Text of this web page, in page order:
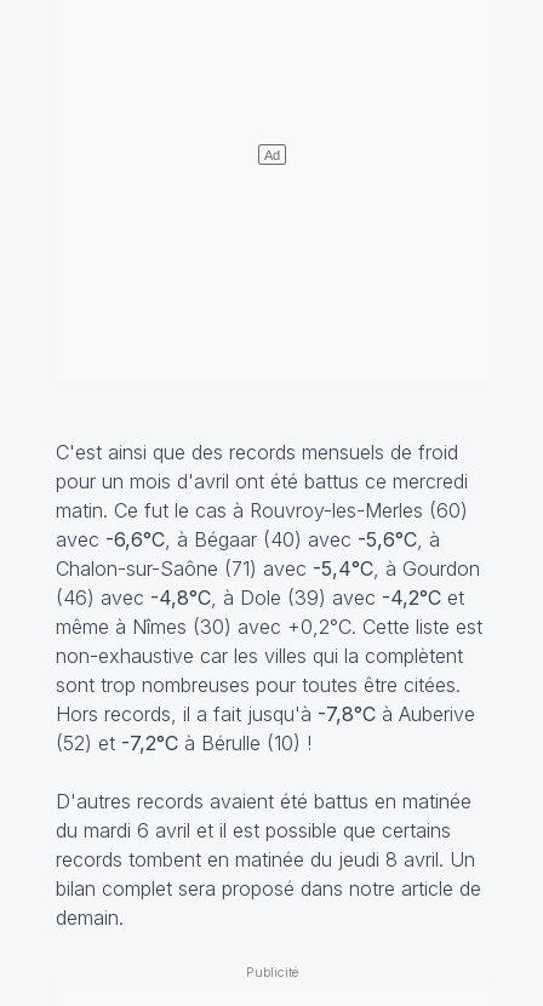
C'est ainsi que des records mensuels de froid
pour un mois d'avril ont été battus ce mercredi
matin. Ce fut le cas à Rouvroy-les-Merles (60)
avec -6,6°C, à Bégaar (40) avec -5,6°C, à
Chalon-sur-Saône (71) avec -5,4°C, à Gourdon
(46) avec -4,8°C, à Dole (39) avec -4,2°C et
même à Nîmes (30) avec +0,2°C. Cette liste est
non-exhaustive car les villes qui la complètent
sont trop nombreuses pour toutes être citées.
Hors records, il a fait jusqu'à -7,8°C à Auberive
(52) et -7,2°Cà Bérulle (10) !
D'autres records avaient été battus en matinée
du mardi 6 avril et il est possible que certains
records tombent en matinée du jeudi 8 avril. Un
bilan complet sera proposé dans notre article de
demain.